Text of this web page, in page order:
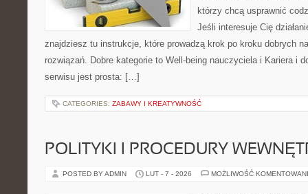
którzy chcą usprawnić
Jeśli interesuje Cię
znajdziesz tu instrukcje, które prowadzą krok po kroku dobrych
rozwiązań. Dobre kategorie to Well-being nauczyciela i Kariera i
serwisu jest prosta: […]
CATEGORIES: ZABAWY I KREATYWNOŚĆ
POLITYKI I PROCEDURY
POSTED BY ADMIN LUT - 7 - 2026 MOŻLIWOŚĆ